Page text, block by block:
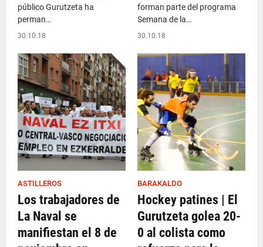
público Gurutzeta ha
perman…
30.10.18
forman parte del programa
Semana de la…
30.10.18
ASTILLEROS
Los trabajadores de
La Naval se
manifiestan el 8 de
BARAKALDO
Hockey patines | El
Gurutzeta golea 20-
0 al colista como